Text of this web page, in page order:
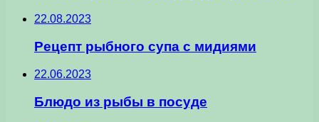
22.08.2023
Рецепт рыбного супа с мидиями
22.06.2023
Блюдо из рыбы в посуде